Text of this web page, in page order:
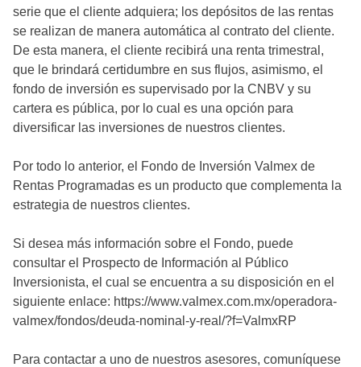
serie que el cliente adquiera; los depósitos de las rentas
se realizan de manera automática al contrato del cliente.
De esta manera, el cliente recibirá una renta trimestral,
que le brindará certidumbre en sus flujos, asimismo, el
fondo de inversión es supervisado por la CNBV y su
cartera es pública, por lo cual es una opción para
diversificar las inversiones de nuestros clientes.
Por todo lo anterior, el Fondo de Inversión Valmex de
Rentas Programadas es un producto que complementa la
estrategia de nuestros clientes.
Si desea más información sobre el Fondo, puede
consultar el Prospecto de Información al Público
Inversionista, el cual se encuentra a su disposición en el
siguiente enlace: https://www.valmex.com.mx/operadora-
valmex/fondos/deuda-nominal-y-real/?f=ValmxRP
Para contactar a uno de nuestros asesores, comuníquese